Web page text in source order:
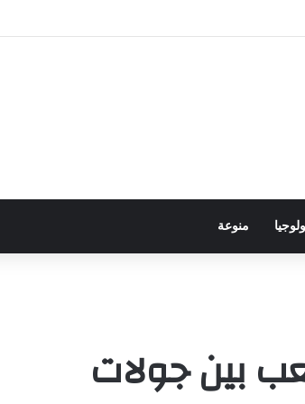
بشأن هرمز
منوعة
بين جولات